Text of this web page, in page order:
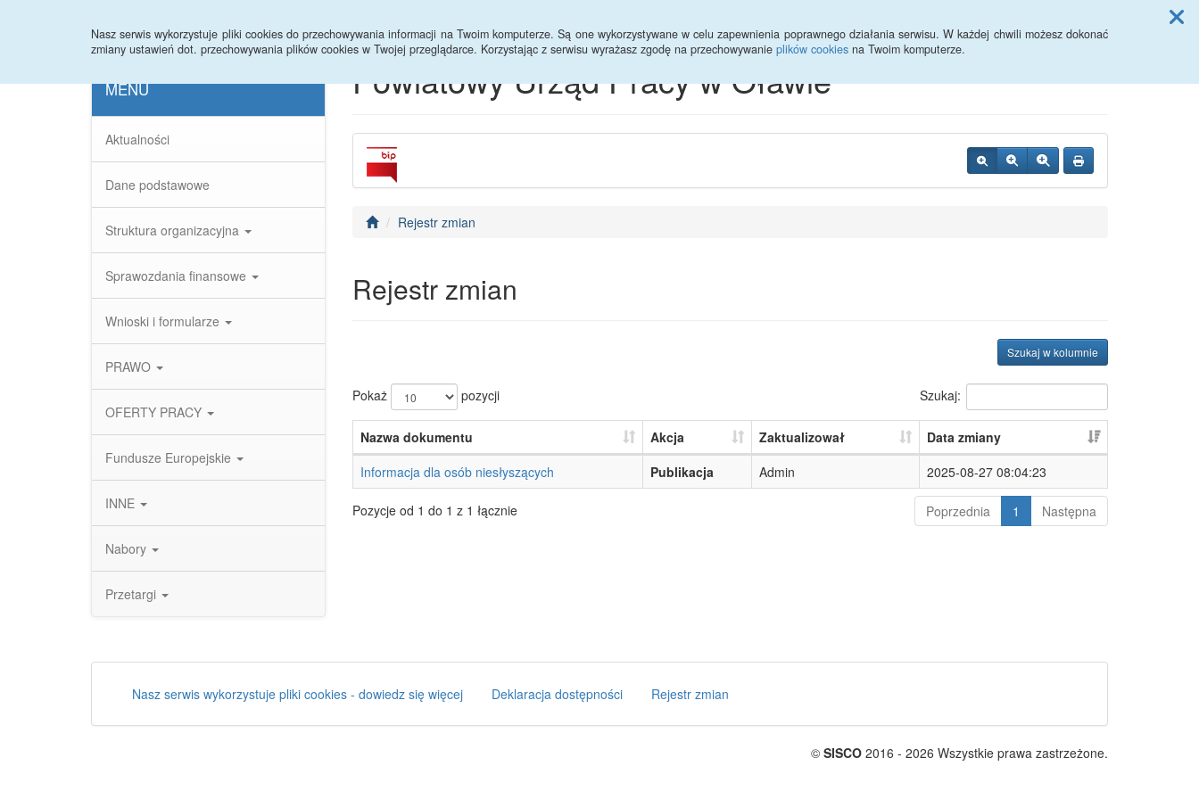
Nasz serwis wykorzystuje pliki cookies do przechowywania informacji na Twoim komputerze. Są one wykorzystywane w celu zapewnienia poprawnego działania serwisu. W każdej chwili możesz dokonać
zmiany ustawień dot. przechowywania plików cookies w Twojej przeglądarce. Korzystając z serwisu wyrażasz zgodę na przechowywanie plików cookies na Twoim komputerze.
MENU
Aktualności
Dane podstawowe
Struktura organizacyjna
Sprawozdania finansowe
Wnioski i formularze
PRAWO
OFERTY PRACY
Fundusze Europejskie
INNE
Nabory
Przetargi
Powiatowy Urząd Pracy w Oławie
Rejestr zmian
Rejestr zmian
Szukaj w kolumnie
Pokaż pozycji Szukaj:
Nazwa dokumentu Akcja Zaktualizował
Data zmiany
Informacja dla osób niesłyszących
Publikacja Admin 2025-08-27 08:04:23
Pozycje od 1 do 1 z 1 łącznie Poprzednia 1 Następna
Nasz serwis wykorzystuje pliki cookies - dowiedz się więcej Deklaracja dostępności Rejestr zmian
© SISCO 2016 - 2026 Wszystkie prawa zastrzeżone.